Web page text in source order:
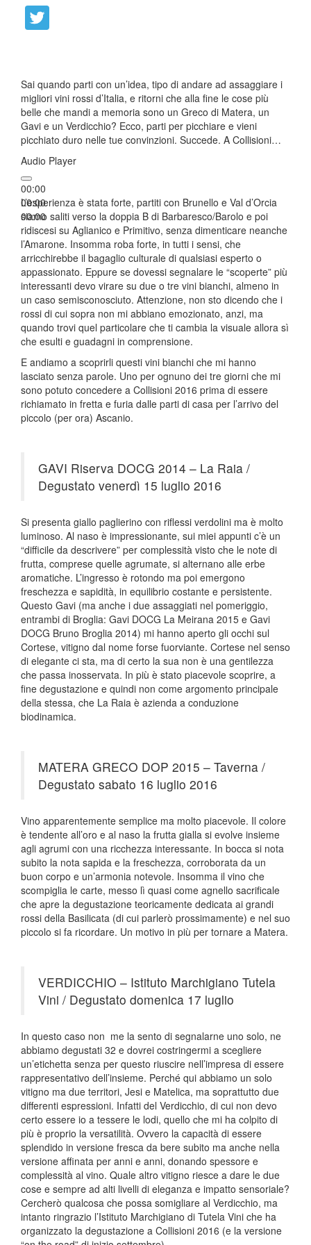
Sai quando parti con un’idea, tipo di andare ad assaggiare i
migliori vini rossi d’Italia, e ritorni che alla fine le cose più
belle che mandi a memoria sono un Greco di Matera, un
Gavi e un Verdicchio? Ecco, parti per picchiare e vieni
picchiato duro nelle tue convinzioni. Succede. A Collisioni…
Audio Player
00:00
00:00
00:00
L’esperienza è stata forte, partiti con Brunello e Val d’Orcia
siamo saliti verso la doppia B di Barbaresco/Barolo e poi
ridiscesi su Aglianico e Primitivo, senza dimenticare neanche
l’Amarone. Insomma roba forte, in tutti i sensi, che
arricchirebbe il bagaglio culturale di qualsiasi esperto o
appassionato. Eppure se dovessi segnalare le “scoperte” più
interessanti devo virare su due o tre vini bianchi, almeno in
un caso semisconosciuto. Attenzione, non sto dicendo che i
rossi di cui sopra non mi abbiano emozionato, anzi, ma
quando trovi quel particolare che ti cambia la visuale allora sì
che esulti e guadagni in comprensione.
E andiamo a scoprirli questi vini bianchi che mi hanno
lasciato senza parole. Uno per ognuno dei tre giorni che mi
sono potuto concedere a Collisioni 2016 prima di essere
richiamato in fretta e furia dalle parti di casa per l’arrivo del
piccolo (per ora) Ascanio.
GAVI Riserva DOCG 2014 – La Raia /
Degustato venerdì 15 luglio 2016
Si presenta giallo paglierino con riflessi verdolini ma è molto
luminoso. Al naso è impressionante, sui miei appunti c’è un
“difficile da descrivere” per complessità visto che le note di
frutta, comprese quelle agrumate, si alternano alle erbe
aromatiche. L’ingresso è rotondo ma poi emergono
freschezza e sapidità, in equilibrio costante e persistente.
Questo Gavi (ma anche i due assaggiati nel pomeriggio,
entrambi di Broglia: Gavi DOCG La Meirana 2015 e Gavi
DOCG Bruno Broglia 2014) mi hanno aperto gli occhi sul
Cortese, vitigno dal nome forse fuorviante. Cortese nel senso
di elegante ci sta, ma di certo la sua non è una gentilezza
che passa inosservata. In più è stato piacevole scoprire, a
fine degustazione e quindi non come argomento principale
della stessa, che La Raia è azienda a conduzione
biodinamica.
MATERA GRECO DOP 2015 – Taverna /
Degustato sabato 16 luglio 2016
Vino apparentemente semplice ma molto piacevole. Il colore
è tendente all’oro e al naso la frutta gialla si evolve insieme
agli agrumi con una ricchezza interessante. In bocca si nota
subito la nota sapida e la freschezza, corroborata da un
buon corpo e un’armonia notevole. Insomma il vino che
scompiglia le carte, messo lì quasi come agnello sacrificale
che apre la degustazione teoricamente dedicata ai grandi
rossi della Basilicata (di cui parlerò prossimamente) e nel suo
piccolo si fa ricordare. Un motivo in più per tornare a Matera.
VERDICCHIO – Istituto Marchigiano Tutela
Vini / Degustato domenica 17 luglio
In questo caso non me la sento di segnalarne uno solo, ne
abbiamo degustati 32 e dovrei costringermi a scegliere
un’etichetta senza per questo riuscire nell’impresa di essere
rappresentativo dell’insieme. Perché qui abbiamo un solo
vitigno ma due territori, Jesi e Matelica, ma soprattutto due
differenti espressioni. Infatti del Verdicchio, di cui non devo
certo essere io a tessere le lodi, quello che mi ha colpito di
più è proprio la versatilità. Ovvero la capacità di essere
splendido in versione fresca da bere subito ma anche nella
versione affinata per anni e anni, donando spessore e
complessità al vino. Quale altro vitigno riesce a dare le due
cose e sempre ad alti livelli di eleganza e impatto sensoriale?
Cercherò qualcosa che possa somigliare al Verdicchio, ma
intanto ringrazio l’Istituto Marchigiano di Tutela Vini che ha
organizzato la degustazione a Collisioni 2016 (e la versione